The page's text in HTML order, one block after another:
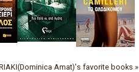
Amat)'s favorite books »